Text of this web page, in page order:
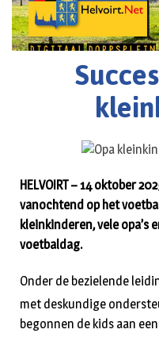
HELVOIRT – 14 oktober
vanochtend op het
kleinkinderen, vele opa’s
voetbaldag.
Onder de bezielende
met deskundige
begonnen de kids aan